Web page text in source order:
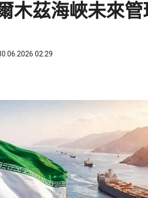
木茲海峽未來
02:29